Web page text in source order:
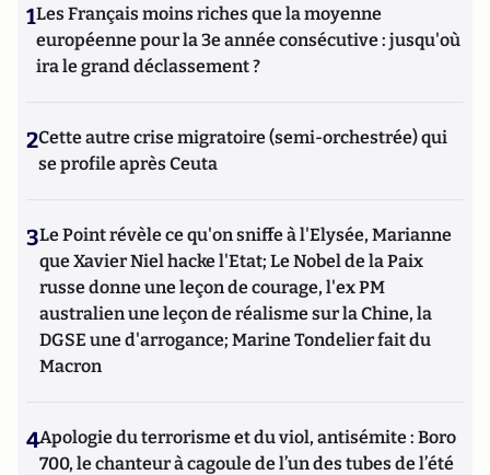
1Les Français moins riches que la moyenne
européenne pour la 3e année consécutive : jusqu'où
ira le grand déclassement ?
2Cette autre crise migratoire (semi-orchestrée) qui
se profile après Ceuta
3Le Point révèle ce qu'on sniffe à l'Elysée, Marianne
que Xavier Niel hacke l'Etat; Le Nobel de la Paix
russe donne une leçon de courage, l'ex PM
australien une leçon de réalisme sur la Chine, la
DGSE une d'arrogance; Marine Tondelier fait du
Macron
4Apologie du terrorisme et du viol, antisémite : Boro
700, le chanteur à cagoule de l’un des tubes de l’été